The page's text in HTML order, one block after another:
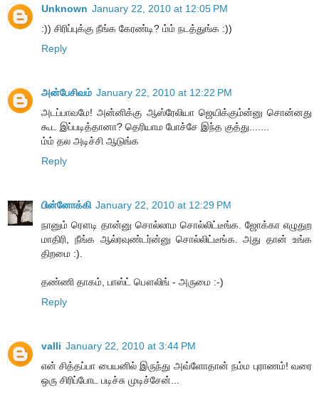
Unknown January 22, 2010 at 12:05 PM
:)) சிரிப்புக்கு நீங்க கேரண்டி? ம்ம் நடத்துங்க :))
Reply
அன்பேசிவம் January 22, 2010 at 12:22 PM
அடப்பாவமே! அன்னிக்கு ஆஸ்ரேலியா ஜெயிக்கும்ன்னு சொன்னது
கூட இப்படித்தானா? தெரியாம போச்சே இந்த குத்து.......
ம்ம் தல அடிச்சி ஆடுங்க
Reply
பின்னோக்கி January 22, 2010 at 12:29 PM
நானும் ரௌடி தான்னு சொல்லாம சொல்லிட்டீங்க. ஜோக்கா எழுதுற
மாதிரி, நீங்க ஆல்ரவுண்டர்ன்னு சொல்லிட்டீங்க. அது தான் உங்க
திறமை :).
தண்ணி தாகம், பாஸ்ட் பௌலிங் - அருமை :-)
Reply
valli January 22, 2010 at 3:44 PM
என் சித்தப்பா பையனில் இருந்து அவ்ளோதான் நம்ம புராணம்! வரை
ஒரு சிரிப்போட படிச்சு முடிச்சேன்...